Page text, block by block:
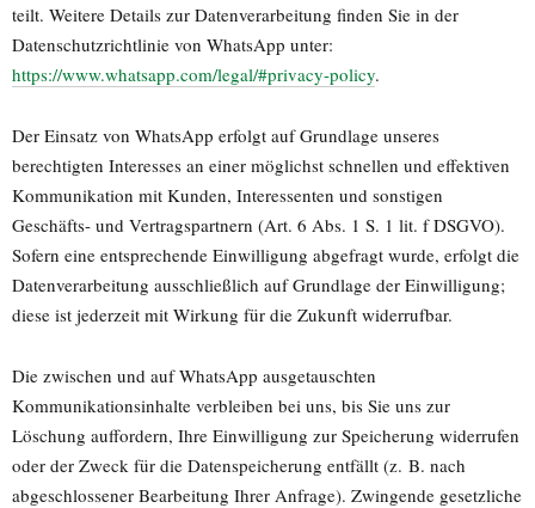
teilt. Weitere Details zur Datenverarbeitung finden Sie in der
Datenschutzrichtlinie von WhatsApp unter:
https://www.whatsapp.com/legal/#privacy-policy.
Der Einsatz von WhatsApp erfolgt auf Grundlage unseres
berechtigten Interesses an einer möglichst schnellen und effektiven
Kommunikation mit Kunden, Interessenten und sonstigen
Geschäfts- und Vertragspartnern (Art. 6 Abs. 1 S. 1 lit. f DSGVO).
Sofern eine entsprechende Einwilligung abgefragt wurde, erfolgt die
Datenverarbeitung ausschließlich auf Grundlage der Einwilligung;
diese ist jederzeit mit Wirkung für die Zukunft widerrufbar.
Die zwischen und auf WhatsApp ausgetauschten
Kommunikationsinhalte verbleiben bei uns, bis Sie uns zur
Löschung auffordern, Ihre Einwilligung zur Speicherung widerrufen
oder der Zweck für die Datenspeicherung entfällt (z. B. nach
abgeschlossener Bearbeitung Ihrer Anfrage). Zwingende gesetzliche